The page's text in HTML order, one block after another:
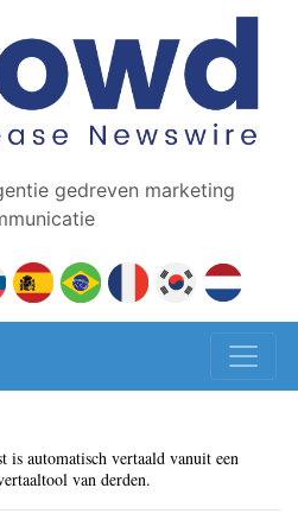
gedreven marketing
is automatisch vertaald vanuit een
van derden.